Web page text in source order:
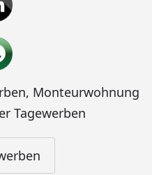
, Monteurwohnung
Tagewerben